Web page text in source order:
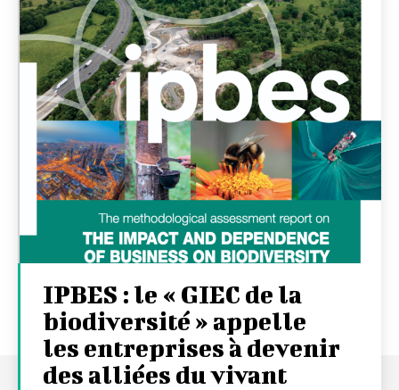
IPBES : le « GIEC de la
biodiversité » appelle
les entreprises à devenir
des alliées du vivant